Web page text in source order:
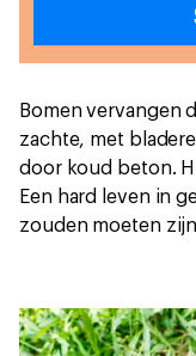
Bomen vervangen
zachte, met
door koud beton.
Een hard leven in
zouden moeten